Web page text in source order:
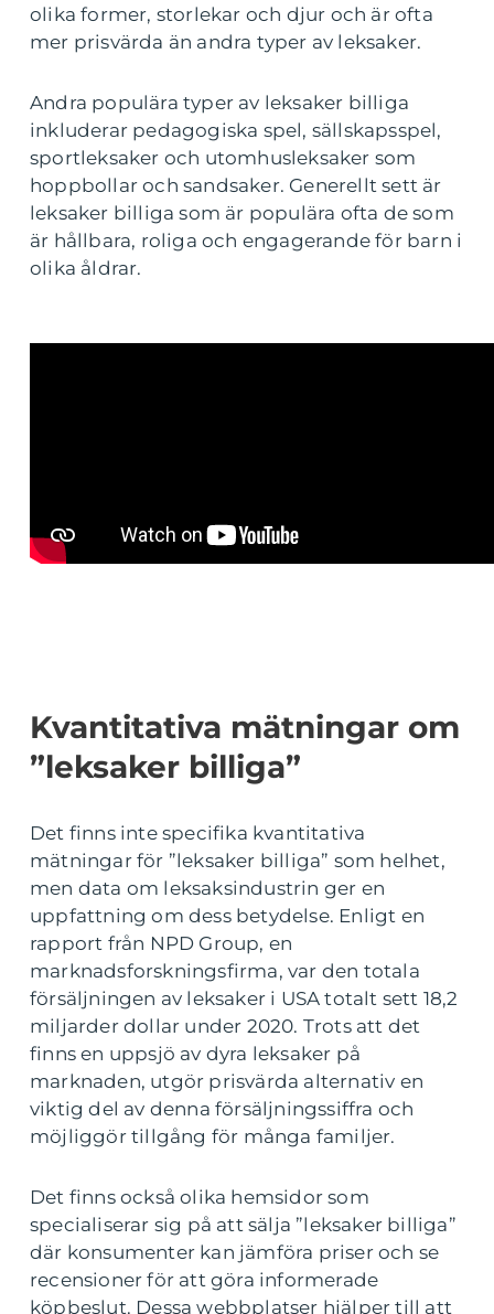
olika former, storlekar och djur och är ofta
mer prisvärda än andra typer av leksaker.
Andra populära typer av leksaker billiga
inkluderar pedagogiska spel, sällskapsspel,
sportleksaker och utomhusleksaker som
hoppbollar och sandsaker. Generellt sett är
leksaker billiga som är populära ofta de som
är hållbara, roliga och engagerande för barn i
olika åldrar.
Kvantitativa mätningar om
”leksaker billiga”
Det finns inte specifika kvantitativa
mätningar för ”leksaker billiga” som helhet,
men data om leksaksindustrin ger en
uppfattning om dess betydelse. Enligt en
rapport från NPD Group, en
marknadsforskningsfirma, var den totala
försäljningen av leksaker i USA totalt sett 18,2
miljarder dollar under 2020. Trots att det
finns en uppsjö av dyra leksaker på
marknaden, utgör prisvärda alternativ en
viktig del av denna försäljningssiffra och
möjliggör tillgång för många familjer.
Det finns också olika hemsidor som
specialiserar sig på att sälja ”leksaker billiga”
där konsumenter kan jämföra priser och se
recensioner för att göra informerade
köpbeslut. Dessa webbplatser hjälper till att